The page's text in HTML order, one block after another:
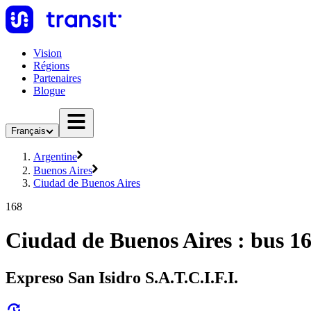
Vision
Régions
Partenaires
Blogue
Français
Argentine
Buenos Aires
Ciudad de Buenos Aires
168
Ciudad de Buenos Aires : bus
Expreso San Isidro S.A.T.C.I.F.I.